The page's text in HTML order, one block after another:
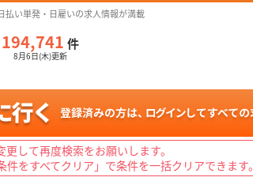
払い単発・日雇いの求人情報が満載
194,741 件
8月6日(木)更新
して再度検索をお願いします。
をすべてクリア」で条件を一括クリアできます。